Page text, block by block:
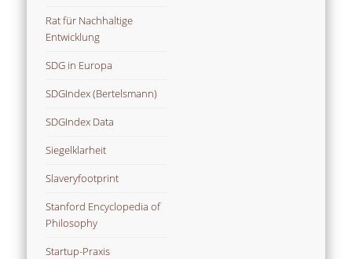
Rat für Nachhaltige
Entwicklung
SDG in Europa
SDGIndex (Bertelsmann)
SDGIndex Data
Siegelklarheit
Slaveryfootprint
Stanford Encyclopedia of
Philosophy
Startup-Praxis